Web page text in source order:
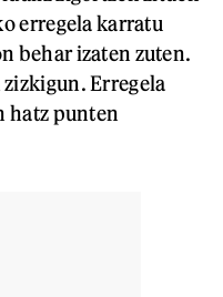
erregela karratu
behar izaten zuten.
Erregela
hatz punten